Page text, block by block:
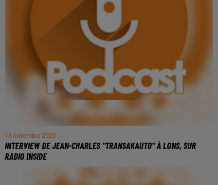
13 novembre 2025
INTERVIEW DE JEAN-CHARLES "TRANSAKAUTO" À LONS, SUR
RADIO INSIDE